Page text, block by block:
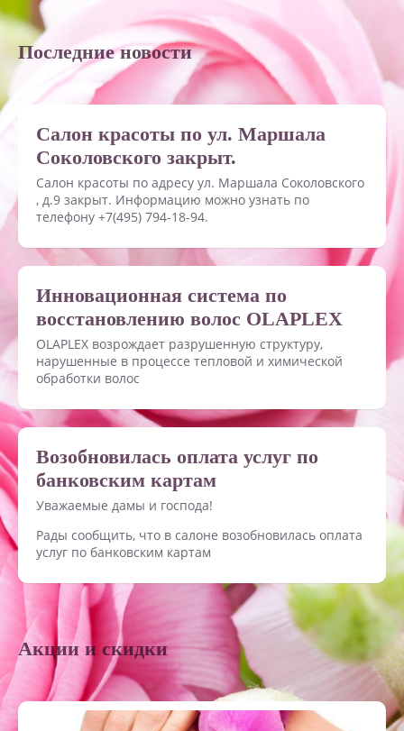
Последние новости
Салон красоты по ул. Маршала
Соколовского закрыт.
Салон красоты по адресу ул. Маршала Соколовского
, д.9 закрыт. Информацию можно узнать по
телефону +7(495) 794-18-94.
Инновационная система по
восстановлению волос OLAPLEX
OLAPLEX возрождает разрушенную структуру,
нарушенные в процессе тепловой и химической
обработки волос
Возобновилась оплата услуг по
банковским картам
Уважаемые дамы и господа!
Рады сообщить, что в салоне возобновилась оплата
услуг по банковским картам
Акции и скидки